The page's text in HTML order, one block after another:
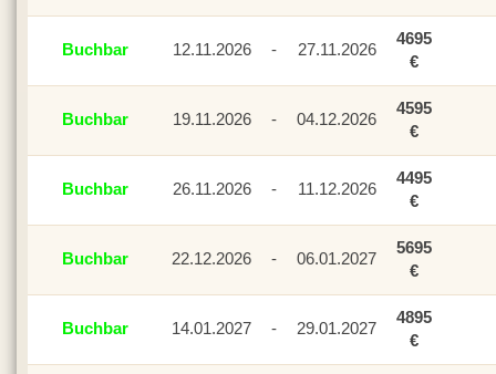
Buchbar 12.11.2026 - 27.11.2026
4695
€
Buchbar 19.11.2026 - 04.12.2026
4595
€
Buchbar 26.11.2026 - 11.12.2026
4495
€
Buchbar 22.12.2026 - 06.01.2027
5695
€
Buchbar 14.01.2027 - 29.01.2027
4895
€